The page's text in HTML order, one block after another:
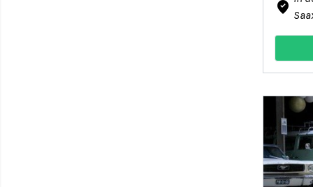
where_to_vote